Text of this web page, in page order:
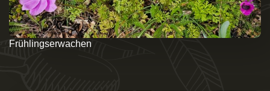
Frühlingserwachen